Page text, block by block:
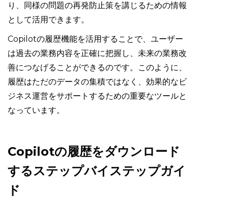
り、同様の問題の再発防止策を講じるための情報
として活用できます。
Copilotの履歴機能を活用することで、ユーザー
は過去の業務内容を正確に把握し、未来の業務改
善につなげることができるのです。このように、
履歴はただのデータの集積ではなく、効果的なビ
ジネス運営をサポートするための重要なツールと
なっています。
Copilotの履歴をダウンロード
するステップバイステップガイ
ド